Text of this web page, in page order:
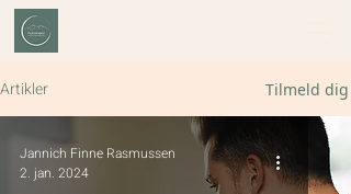
Artikler Tilmeld dig
Jannich Finne Rasmussen
2. jan. 2024